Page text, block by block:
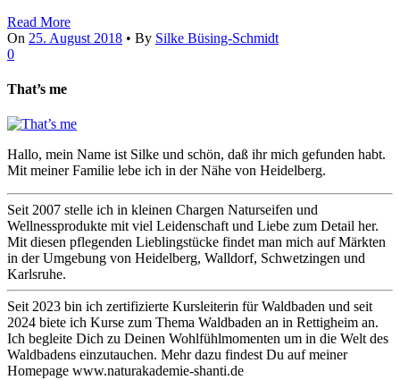
Read More
On 25. August 2018 • By Silke Büsing-Schmidt
0
That’s me
Hallo, mein Name ist Silke und schön, daß ihr mich gefunden habt.
Mit meiner Familie lebe ich in der Nähe von Heidelberg.
Seit 2007 stelle ich in kleinen Chargen Naturseifen und
Wellnessprodukte mit viel Leidenschaft und Liebe zum Detail her.
Mit diesen pflegenden Lieblingstücke findet man mich auf Märkten
in der Umgebung von Heidelberg, Walldorf, Schwetzingen und
Karlsruhe.
Seit 2023 bin ich zertifizierte Kursleiterin für Waldbaden und seit
2024 biete ich Kurse zum Thema Waldbaden an in Rettigheim an.
Ich begleite Dich zu Deinen Wohlfühlmomenten um in die Welt des
Waldbadens einzutauchen. Mehr dazu findest Du auf meiner
Homepage www.naturakademie-shanti.de